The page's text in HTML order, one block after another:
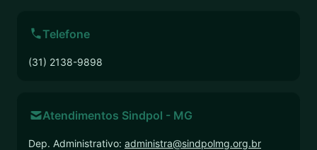
Telefone
(31) 2138-9898
Atendimentos Sindpol - MG
Dep. Administrativo: administra@sindpolmg.org.br